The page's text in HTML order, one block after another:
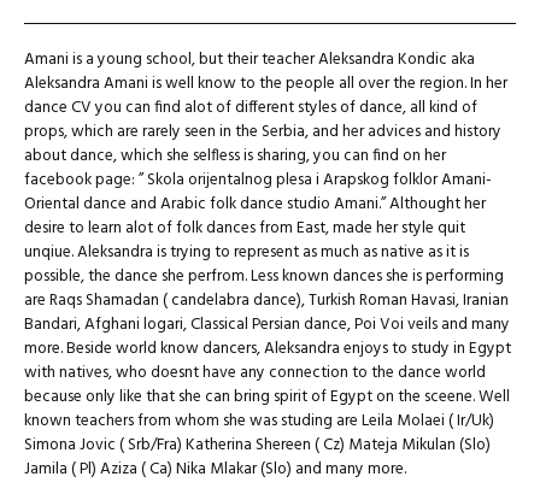
Amani is a young school, but their teacher Aleksandra Kondic aka
Aleksandra Amani is well know to the people all over the region. In her
dance CV you can find alot of different styles of dance, all kind of
props, which are rarely seen in the Serbia, and her advices and history
about dance, which she selfless is sharing, you can find on her
facebook page: ” Skola orijentalnog plesa i Arapskog folklor Amani-
Oriental dance and Arabic folk dance studio Amani.” Althought her
desire to learn alot of folk dances from East, made her style quit
unqiue. Aleksandra is trying to represent as much as native as it is
possible, the dance she perfrom. Less known dances she is performing
are Raqs Shamadan ( candelabra dance), Turkish Roman Havasi, Iranian
Bandari, Afghani logari, Classical Persian dance, Poi Voi veils and many
more. Beside world know dancers, Aleksandra enjoys to study in Egypt
with natives, who doesnt have any connection to the dance world
because only like that she can bring spirit of Egypt on the sceene. Well
known teachers from whom she was studing are Leila Molaei ( Ir/Uk)
Simona Jovic ( Srb/Fra) Katherina Shereen ( Cz) Mateja Mikulan (Slo)
Jamila ( Pl) Aziza ( Ca) Nika Mlakar (Slo) and many more.